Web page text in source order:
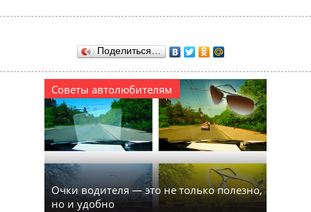
Поделиться…
Советы автолюбителям
Очки водителя — это не только полезно,
но и удобно